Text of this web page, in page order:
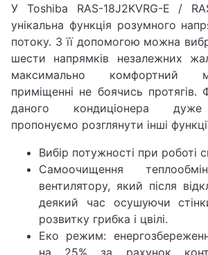
У Toshiba RAS-18J2KVRG-E /
унікальна функція розумного
потоку. З її допомогою можна
шести напрямків незалежних
максимально комфортний
приміщенні не боячись протягів.
даного кондиціонера дуже
пропонуємо розглянути інші
Вибір потужності при роботі
Самоочищення
вентилятору, який після
деякий час осушуючи
розвитку грибка і цвілі.
Еко режим:
на 25% за рахунок